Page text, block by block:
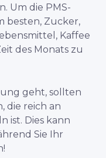
Um die PMS-
besten, Zucker,
Kaffee
des Monats zu
geht, sollten
die reich an
ist. Dies kann
Sie Ihr